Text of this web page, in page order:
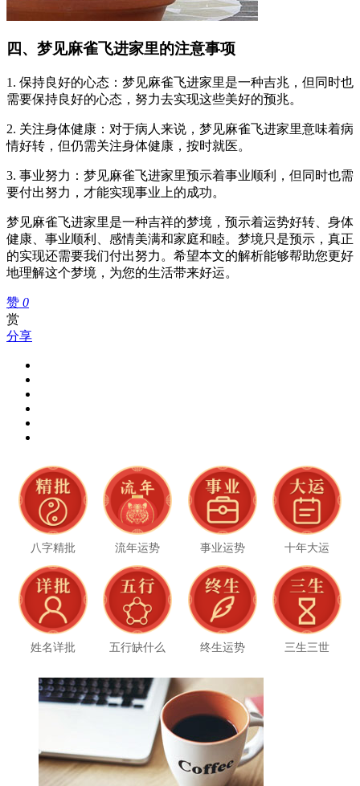
四、梦见麻雀飞进家里的注意事项
1. 保持良好的心态：梦见麻雀飞进家里是一种吉兆，但同时也
需要保持良好的心态，努力去实现这些美好的预兆。
2. 关注身体健康：对于病人来说，梦见麻雀飞进家里意味着病
情好转，但仍需关注身体健康，按时就医。
3. 事业努力：梦见麻雀飞进家里预示着事业顺利，但同时也需
要付出努力，才能实现事业上的成功。
梦见麻雀飞进家里是一种吉祥的梦境，预示着运势好转、身体
健康、事业顺利、感情美满和家庭和睦。梦境只是预示，真正
的实现还需要我们付出努力。希望本文的解析能够帮助您更好
地理解这个梦境，为您的生活带来好运。
赞 0
赏
分享
八字精批 流年运势 事业运势 十年大运
姓名详批 五行缺什么 终生运势 三生三世